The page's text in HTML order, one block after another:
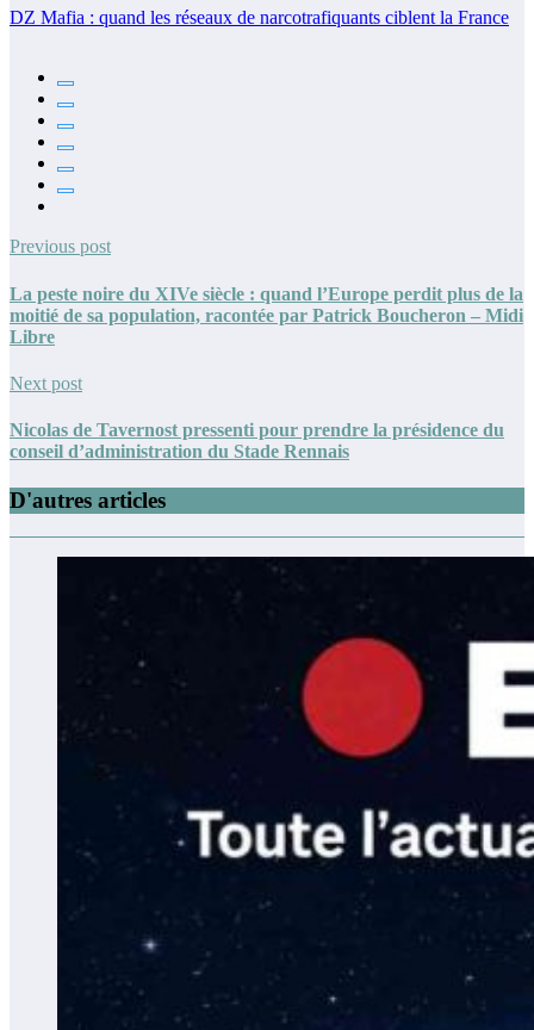
DZ Mafia : quand les réseaux de narcotrafiquants ciblent la France
Previous post
La peste noire du XIVe siècle : quand l’Europe perdit plus de la
moitié de sa population, racontée par Patrick Boucheron – Midi
Libre
Next post
Nicolas de Tavernost pressenti pour prendre la présidence du
conseil d’administration du Stade Rennais
D'autres articles